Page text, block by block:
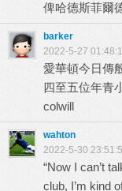
俾哈德斯菲爾
barker
2022-5-27
愛華頓今日傳
四至五位年青
colwill
wahton
2022-5-30
“Now I can’t
club, I’m kind